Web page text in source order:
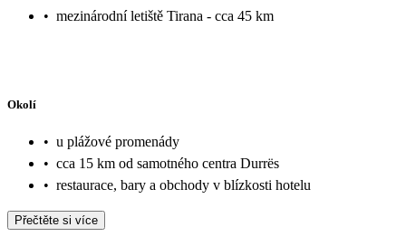
• mezinárodní letiště Tirana - cca 45 km
Okolí
• u plážové promenády
• cca 15 km od samotného centra Durrës
• restaurace, bary a obchody v blízkosti hotelu
Přečtěte si více